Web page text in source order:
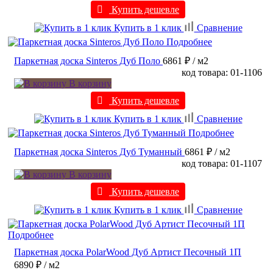
Купить дешевле
Купить в 1 клик
Сравнение
Подробнее
Паркетная доска Sinteros Дуб Поло 6861 ₽ / м2
код товара: 01-1106
В корзину
Купить дешевле
Купить в 1 клик
Сравнение
Подробнее
Паркетная доска Sinteros Дуб Туманный 6861 ₽ / м2
код товара: 01-1107
В корзину
Купить дешевле
Купить в 1 клик
Сравнение
Подробнее
Паркетная доска PolarWood Дуб Артист Песочный 1П
6890 ₽ / м2